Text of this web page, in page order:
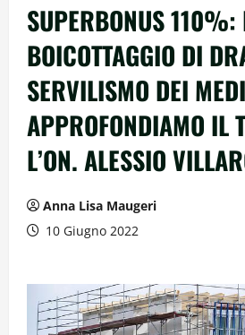
SUPERBONUS 110%:
BOICOTTAGGIO DI
SERVILISMO DEI
APPROFONDIAMO IL
L’ON. ALESSIO
Anna Lisa Maugeri
10 Giugno 2022